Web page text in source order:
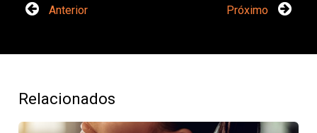
Anterior Próximo
Relacionados